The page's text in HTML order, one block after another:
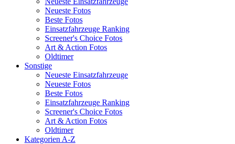
Neueste Fotos
Beste Fotos
Einsatzfahrzeuge Ranking
Screener's Choice Fotos
Art & Action Fotos
Oldtimer
Sonstige
Neueste Einsatzfahrzeuge
Neueste Fotos
Beste Fotos
Einsatzfahrzeuge Ranking
Screener's Choice Fotos
Art & Action Fotos
Oldtimer
Kategorien A-Z